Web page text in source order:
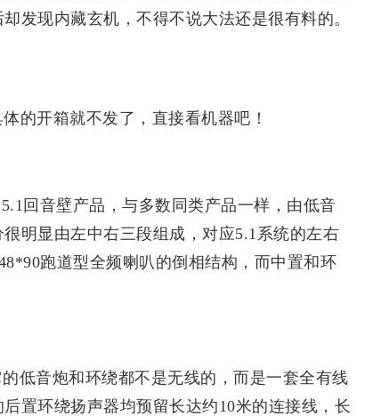
发现内藏玄机，不得不说大法还是很有料的。
的开箱就不发了，直接看机器吧！
回音壁产品，与多数同类产品一样，由低音
明显由左中右三段组成，对应5.1系统的左右
跑道型全频喇叭的倒相结构，而中置和环
低音炮和环绕都不是无线的，而是一套全有线
置环绕扬声器均预留长达约10米的连接线，长